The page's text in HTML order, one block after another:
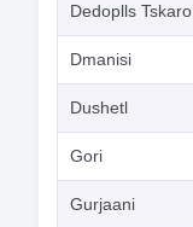
Dedoplls Tskaro
Dmanisi
Dushetl
Gori
Gurjaani